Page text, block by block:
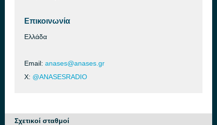
Επικοινωνία
Ελλάδα
Email: anases@anases.gr
X: @ANASESRADIO
Σχετικοί σταθμοί